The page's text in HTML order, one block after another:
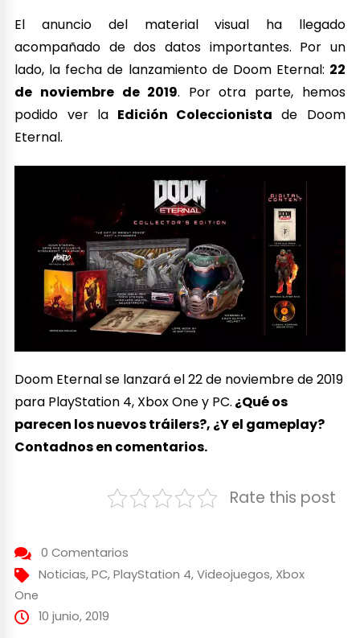
El anuncio del material visual ha llegado
acompañado de dos datos importantes. Por un
lado, la fecha de lanzamiento de Doom Eternal: 22
de noviembre de 2019. Por otra parte, hemos
podido ver la Edición Coleccionista de Doom
Eternal.
Doom Eternal se lanzará el 22 de noviembre de 2019
para PlayStation 4, Xbox One y PC. ¿Qué os
parecen los nuevos tráilers?, ¿Y el gameplay?
Contadnos en comentarios.
Rate this post
0 Comentarios
Noticias, PC, PlayStation 4, Videojuegos, Xbox
One
10 junio, 2019